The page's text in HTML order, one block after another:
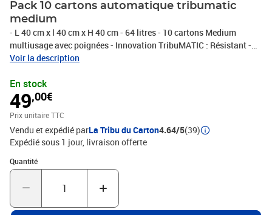
Pack 10 cartons automatique tribumatic
medium
- L 40 cm x l 40 cm x H 40 cm - 64 litres - 10 cartons Medium
multiusage avec poignées - Innovation TribuMATIC : Résistant -
Réutilisable - Recyclable - Double cannelure avec fond en double
automatique en 15s - Fermeture par les poignées sans adhésif -
100% recyclé certifié FSC- Fabrication Française
Voir la description
En stock
49,00€
Prix unitaire TTC
Vendu et expédié parLa Tribu du Carton4.64/5(39)
Expédié sous 1 jour livraison offerte
Quantité
Quantité : 1